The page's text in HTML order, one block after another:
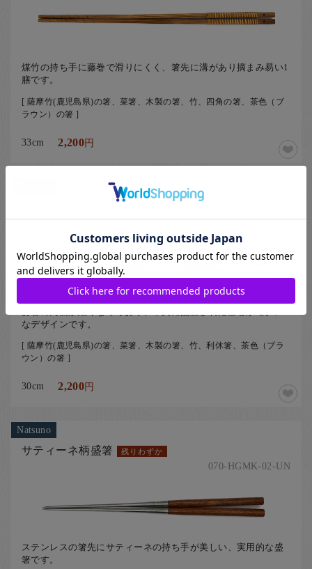
煤竹の持ち手に藤巻で滑りにくく、箸先に溝があり摘まみ易い1
膳です。
[ 薩摩竹(鹿児島県)の箸、菜箸、木製の箸、竹、四角の箸、茶色（ブ
ラウン）の箸 ]
33cm 2,200円
020-KAST-03-UN
なデザインです。
[ 薩摩竹(鹿児島県)の箸、菜箸、木製の箸、竹、利休箸、茶色（ブラ
ウン）の箸 ]
30cm 2,200円
Natsuno
サティーネ柄盛箸 残りわずか
070-HGMK-02-UN
ステンレスの箸先にサティーネの持ち手が美しい、実用的な盛
箸です。